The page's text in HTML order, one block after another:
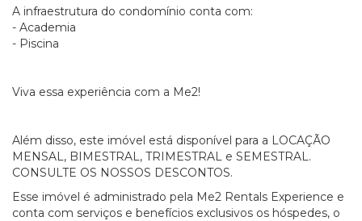
A infraestrutura do condomínio conta com:
- Academia
- Piscina
Viva essa experiência com a Me2!
Além disso, este imóvel está disponível para a LOCAÇÃO
MENSAL, BIMESTRAL, TRIMESTRAL e SEMESTRAL.
CONSULTE OS NOSSOS DESCONTOS.
Esse imóvel é administrado pela Me2 Rentals Experience e
conta com serviços e benefícios exclusivos os hóspedes, o